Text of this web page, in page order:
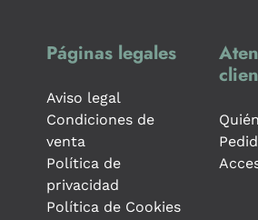
Páginas legales
Aviso legal
Condiciones de
venta
Política de
privacidad
Política de Cookies